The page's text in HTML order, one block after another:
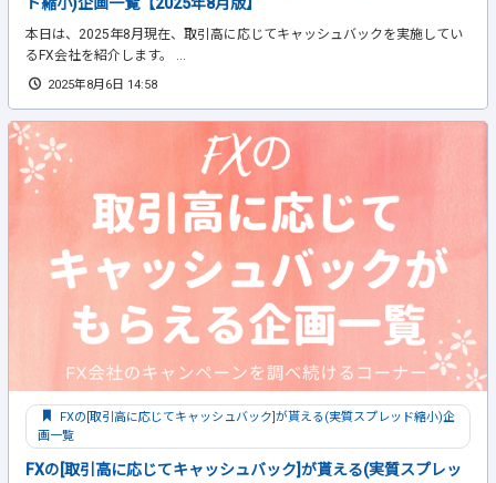
本日は、2025年8月現在、取引高に応じてキャッシュバックを実施してい
るFX会社を紹介します。 ...
2025年8月6日 14:58
FXの[取引高に応じてキャッシュバック]が貰える(実質スプレッド縮小)企
画一覧
FXの[取引高に応じてキャッシュバック]が貰える(実質スプレッ